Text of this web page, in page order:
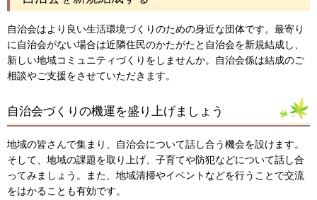
自治会はより良い生活環境づくりのための身近な団体です。最寄り
に自治会がない場合は近隣住民のかたがたと自治会を新規結成し、
新しい地域コミュニティづくりをしませんか。自治会係は結成のご
相談やご支援をさせていただきます。
自治会づくりの機運を盛り上げましょう
地域の皆さんで集まり、自治会について話し合う機会を設けます。
そして、地域の課題を取り上げ、子育てや防犯などについて話し合
ってみましょう。また、地域清掃やイベントなどを行うことで交流
をはかることも有効です。